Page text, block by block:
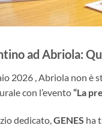
ad Abriola:
2026 , Abriola non è
con l’evento“La
dedicato, GENES ha